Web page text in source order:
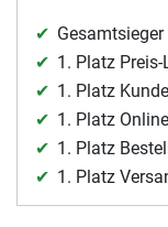
1. Platz
1. Platz
1. Platz
1. Platz
1. Platz